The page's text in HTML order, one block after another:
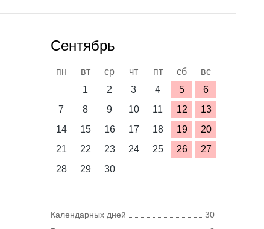
Сентябрь
пн вт ср чт пт сб
вс
1
2 3 4 5
6
7
8 9 10 11 12
13
14
15 16 17 18 19
20
21
22 23 24 25 26
27
28
29 30
Календарных дней
30